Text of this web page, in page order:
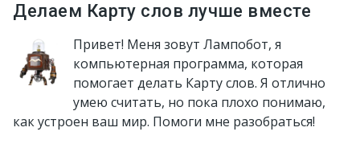
Делаем Карту слов лучше вместе
Привет! Меня зовут Лампобот, я
компьютерная программа, которая
помогает делать Карту слов. Я отлично
умею считать, но пока плохо понимаю,
как устроен ваш мир. Помоги мне разобраться!